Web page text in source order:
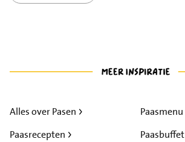
Alles over Pasen
Paasrecepten
Paasmenu
Paasbuffet